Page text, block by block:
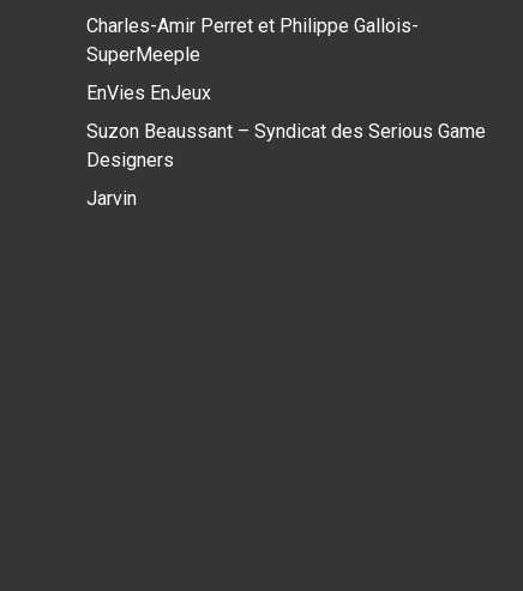
Charles-Amir Perret et Philippe Gallois-
SuperMeeple
EnVies EnJeux
Suzon Beaussant – Syndicat des Serious Game
Designers
Jarvin